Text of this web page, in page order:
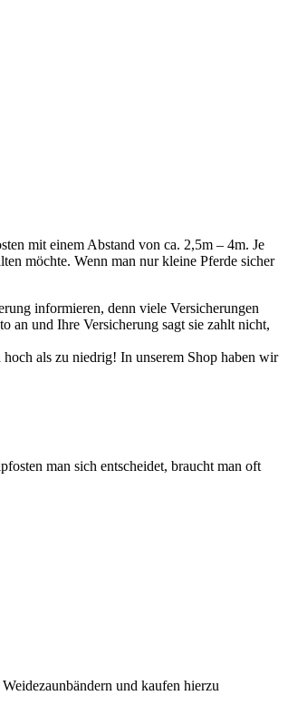
mit einem Abstand von ca. 2,5m – 4m. Je
möchte. Wenn man nur kleine Pferde sicher
informieren, denn viele Versicherungen
an und Ihre Versicherung sagt sie zahlt nicht,
als zu niedrig! In unserem Shop haben wir
man sich entscheidet, braucht man oft
und kaufen hierzu